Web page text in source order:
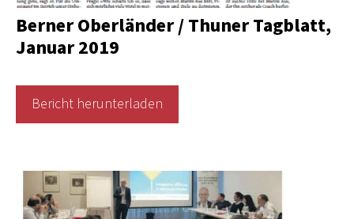
Berner Oberländer / Thuner Tagblatt,
Januar 2019
Bericht herunterladen